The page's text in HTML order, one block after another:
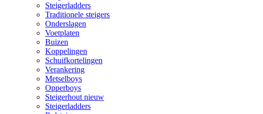
Steigerladders
Traditionele steigers
Onderslagen
Voetplaten
Buizen
Koppelingen
Schuifkortelingen
Verankering
Metselboys
Opperboys
Steigerhout nieuw
Steigerladders